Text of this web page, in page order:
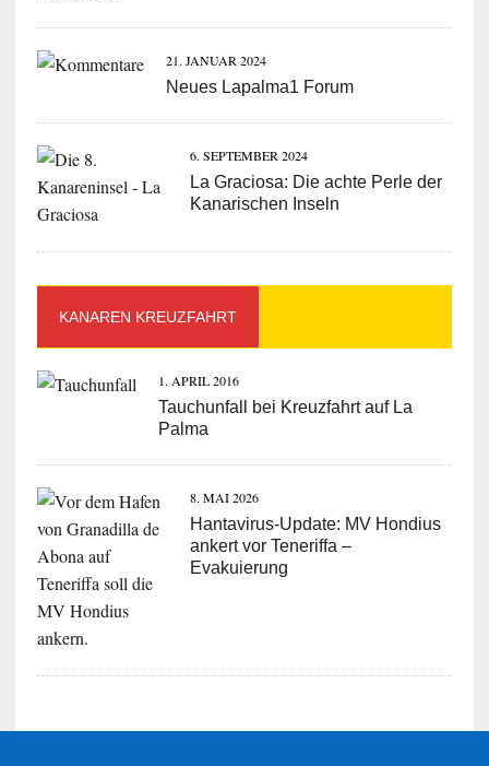
21. JANUAR 2024
Neues Lapalma1 Forum
6. SEPTEMBER 2024
La Graciosa: Die achte Perle der
Kanarischen Inseln
KANAREN KREUZFAHRT
1. APRIL 2016
Tauchunfall bei Kreuzfahrt auf La
Palma
8. MAI 2026
Hantavirus-Update: MV Hondius
ankert vor Teneriffa –
Evakuierung